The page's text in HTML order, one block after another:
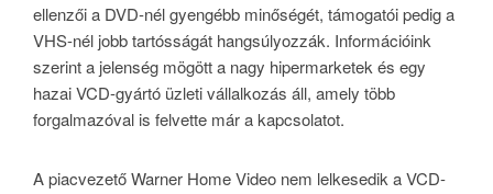
ellenzői a DVD-nél gyengébb minőségét, támogatói pedig a
VHS-nél jobb tartósságát hangsúlyozzák. Információink
szerint a jelenség mögött a nagy hipermarketek és egy
hazai VCD-gyártó üzleti vállalkozás áll, amely több
forgalmazóval is felvette már a kapcsolatot.
A piacvezető Warner Home Video nem lelkesedik a VCD-